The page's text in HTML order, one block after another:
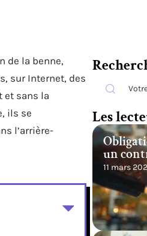
de la benne,
sur Internet, des
et sans la
ils se
l’arrière-
Les
un
11 mars